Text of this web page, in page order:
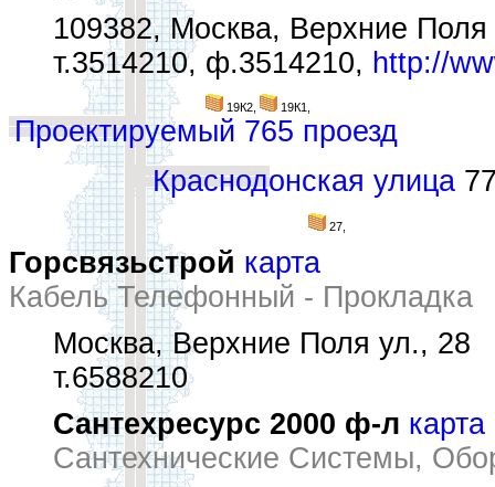
109382, Москва, Верхние Поля
т.3514210, ф.3514210, http://
19К2, 19К1,
Проектируемый 765 проезд
Краснодонская улица
27,
Горсвязьстрой карта
Кабель Телефонный - Прокладка
Москва, Верхние Поля ул., 28
т.6588210
Сантехресурс 2000 ф-л карта
Сантехнические Системы,